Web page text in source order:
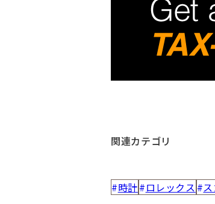
関連カテゴリ
時計 ロレックス